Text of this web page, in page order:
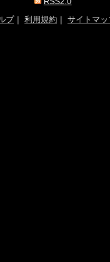
プ｜ 利用規約 ｜ サイトマッ